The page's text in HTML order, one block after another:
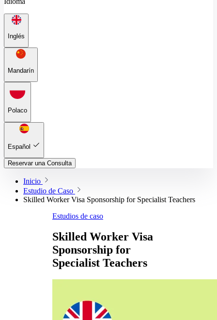
Inglés
Mandarín
Polaco
Español
Reservar una Consulta
Inicio
Estudio de Caso
Skilled Worker Visa Sponsorship for Specialist Teachers
Estudios de caso
Skilled Worker Visa
Sponsorship for
Specialist Teachers